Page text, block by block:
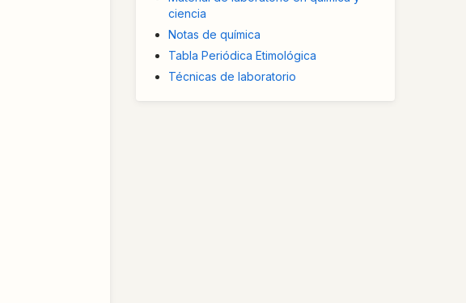
ciencia
Notas de química
Tabla Periódica Etimológica
Técnicas de laboratorio